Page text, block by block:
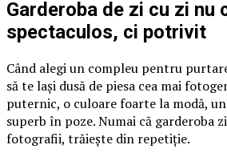
Garderoba de zi cu zi nu
spectaculos, ci potrivit
Când alegi un compleu pentru
să te lași dusă de piesa cea mai
puternic, o culoare foarte la modă,
superb în poze. Numai că garderoba
fotografii, trăiește din repetiție.